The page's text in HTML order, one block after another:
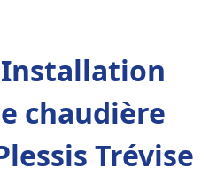
chaudière
Trévise